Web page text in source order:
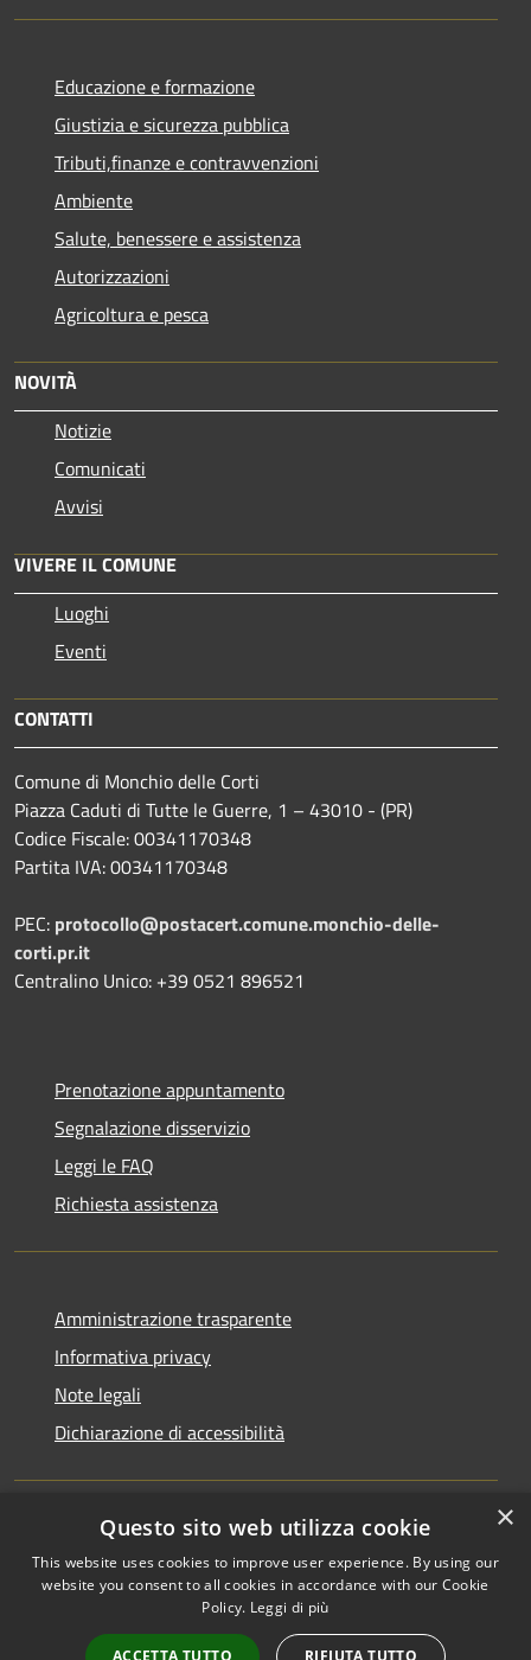
Educazione e formazione
Giustizia e sicurezza pubblica
Tributi,finanze e contravvenzioni
Ambiente
Salute, benessere e assistenza
Autorizzazioni
Agricoltura e pesca
NOVITÀ
Notizie
Comunicati
Avvisi
VIVERE IL COMUNE
Luoghi
Eventi
CONTATTI
Comune di Monchio delle Corti
Piazza Caduti di Tutte le Guerre, 1 – 43010 - (PR)
Codice Fiscale: 00341170348
Partita IVA: 00341170348
PEC: protocollo@postacert.comune.monchio-delle-
corti.pr.it
Centralino Unico: +39 0521 896521
Prenotazione appuntamento
Segnalazione disservizio
Leggi le FAQ
Richiesta assistenza
Amministrazione trasparente
Informativa privacy
Note legali
Dichiarazione di accessibilità
RSS
Accessibilità
Copyright © 2026 • Comune di
Monchio delle Corti • Powered
byMunicipium
redazione
×
Questo sito web utilizza cookie
This website uses cookies to improve user experience. By using our
website you consent to all cookies in accordance with our Cookie
Policy. Leggi di più
ACCETTA TUTTO RIFIUTA TUTTO